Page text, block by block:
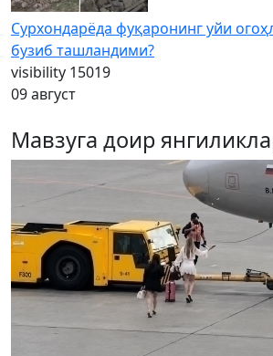
Сурхондарёда фуқаронинг уйи
бузиб ташландими?
visibility 15019
09 август
Мавзуга доир